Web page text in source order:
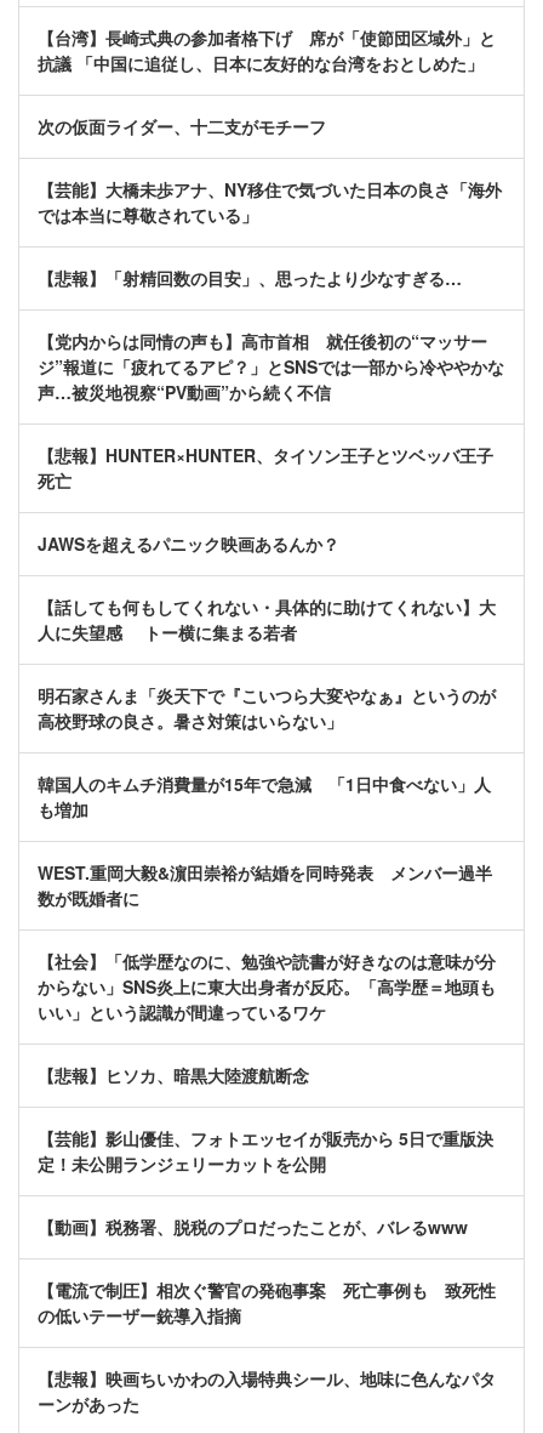
【台湾】長崎式典の参加者格下げ 席が「使節団区域外」と
抗議 「中国に追従し、日本に友好的な台湾をおとしめた」
次の仮面ライダー、十二支がモチーフ
【芸能】大橋未歩アナ、NY移住で気づいた日本の良さ「海外
では本当に尊敬されている」
【悲報】「射精回数の目安」、思ったより少なすぎる…
【党内からは同情の声も】高市首相 就任後初の“マッサー
ジ”報道に「疲れてるアピ？」とSNSでは一部から冷ややかな
声…被災地視察“PV動画”から続く不信
【悲報】HUNTER×HUNTER、タイソン王子とツベッバ王子
死亡
JAWSを超えるパニック映画あるんか？
【話しても何もしてくれない・具体的に助けてくれない】大
人に失望感 トー横に集まる若者
明石家さんま「炎天下で『こいつら大変やなぁ』というのが
高校野球の良さ。暑さ対策はいらない」
韓国人のキムチ消費量が15年で急減 「1日中食べない」人
も増加
WEST.重岡大毅&濵田崇裕が結婚を同時発表 メンバー過半
数が既婚者に
【社会】「低学歴なのに、勉強や読書が好きなのは意味が分
からない」SNS炎上に東大出身者が反応。「高学歴＝地頭も
いい」という認識が間違っているワケ
【悲報】ヒソカ、暗黒大陸渡航断念
【芸能】影山優佳、フォトエッセイが販売から 5日で重版決
定！未公開ランジェリーカットを公開
【動画】税務署、脱税のプロだったことが、バレるwww
【電流で制圧】相次ぐ警官の発砲事案 死亡事例も 致死性
の低いテーザー銃導入指摘
【悲報】映画ちいかわの入場特典シール、地味に色んなパタ
ーンがあった